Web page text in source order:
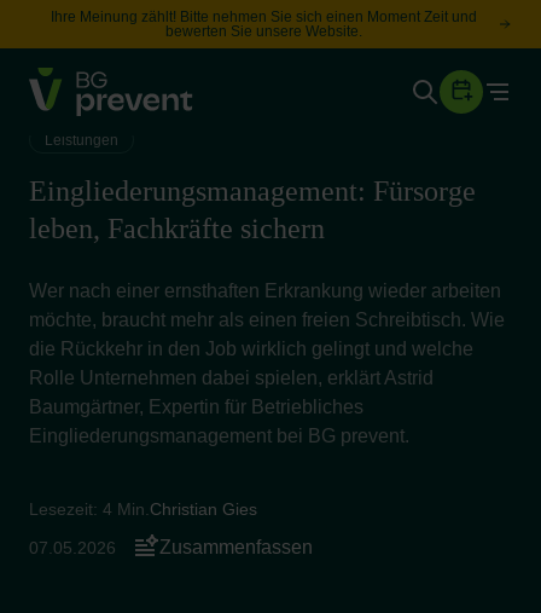
Ihre Meinung zählt! Bitte nehmen Sie sich einen Moment Zeit und
bewerten Sie unsere Website.
Gesundheit
Sicherheit
Karriere
Unternehmen
Wissen
Suche
Leichte Sprache
Leistungen
Eingliederungsmanagement: Fürsorge
leben, Fachkräfte sichern
Wer nach einer ernsthaften Erkrankung wieder arbeiten
möchte, braucht mehr als einen freien Schreibtisch. Wie
die Rückkehr in den Job wirklich gelingt und welche
Rolle Unternehmen dabei spielen, erklärt Astrid
Baumgärtner, Expertin für Betriebliches
Eingliederungsmanagement bei BG prevent.
Lesezeit: 4 Min. Christian Gies
07.05.2026
Zusammenfassen